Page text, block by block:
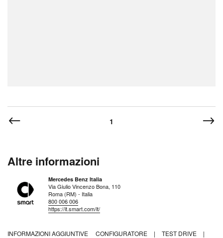
1
Altre informazioni
Mercedes Benz Italia
Via Giulio Vincenzo Bona, 110
Roma (RM) - Italia
800 006 006
https://it.smart.com/it/
INFORMAZIONI AGGIUNTIVE CONFIGURATORE | TEST DRIVE
|